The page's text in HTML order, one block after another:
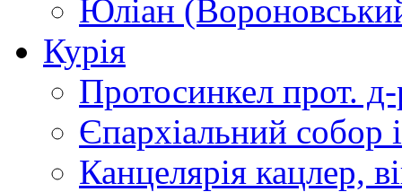
Юліан
Курія
Протосинкел прот.
Єпархіальний собор
Канцелярія кацлер,